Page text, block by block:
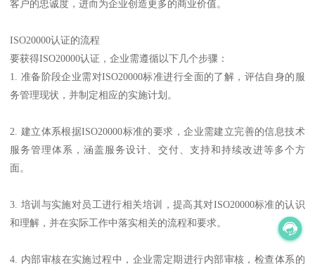
客户的忠诚度，进而为企业创造更多的商业价值。
ISO20000认证的流程
要获得ISO20000认证，企业需遵循以下几个步骤：
1. 准备阶段企业需对ISO20000标准进行全面的了解，评估自身的服
务管理现状，并制定相应的实施计划。
2. 建立体系根据ISO20000标准的要求，企业需建立完善的信息技术
服务管理体系，涵盖服务设计、交付、支持和持续改进等多个方
面。
3. 培训与实施对员工进行相关培训，提高其对ISO20000标准的认识
和理解，并在实际工作中落实相关的流程和要求。
4. 内部审核在实施过程中，企业需定期进行内部审核，检查体系的